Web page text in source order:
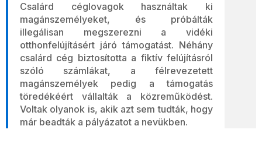
Csalárd céglovagok használtak ki
magánszemélyeket, és próbálták
illegálisan megszerezni a vidéki
otthonfelújításért járó támogatást. Néhány
csalárd cég biztosította a fiktív felújításról
szóló számlákat, a félrevezetett
magánszemélyek pedig a támogatás
töredékéért vállalták a közreműködést.
Voltak olyanok is, akik azt sem tudták, hogy
már beadták a pályázatot a nevükben.